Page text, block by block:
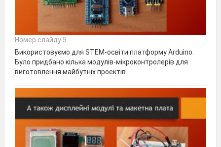
Номер слайду 5
Використовуємо для STEM-освіти платформу Arduino.
Було придбано кілька модулів-мікроконтролерів для
виготовлення майбутніх проектів